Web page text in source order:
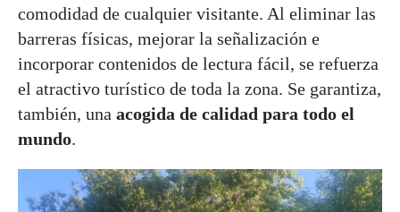
comodidad de cualquier visitante. Al eliminar las
barreras físicas, mejorar la señalización e
incorporar contenidos de lectura fácil, se refuerza
el atractivo turístico de toda la zona. Se garantiza,
también, una acogida de calidad para todo el
mundo.